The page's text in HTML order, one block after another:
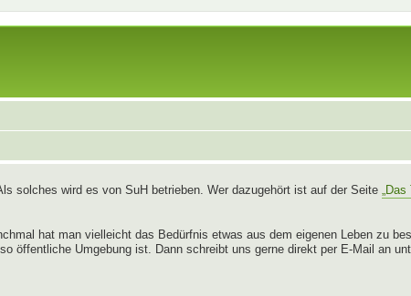
solches wird es von SuH betrieben. Wer dazugehört ist auf der Seite
hat man vielleicht das Bedürfnis etwas aus dem eigenen Leben zu
öffentliche Umgebung ist. Dann schreibt uns gerne direkt per E-Mail an